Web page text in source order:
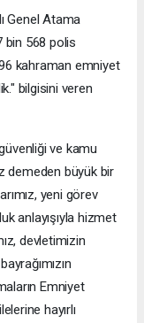
Genel Atama
bin 568 polis
kahraman emniyet
bilgisini veren
ve kamu
demeden büyük bir
yeni görev
anlayışıyla hizmet
devletimizin
Emniyet
hayırlı